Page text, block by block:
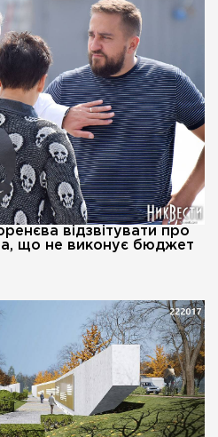
відзвітувати про
що не виконує бюджет